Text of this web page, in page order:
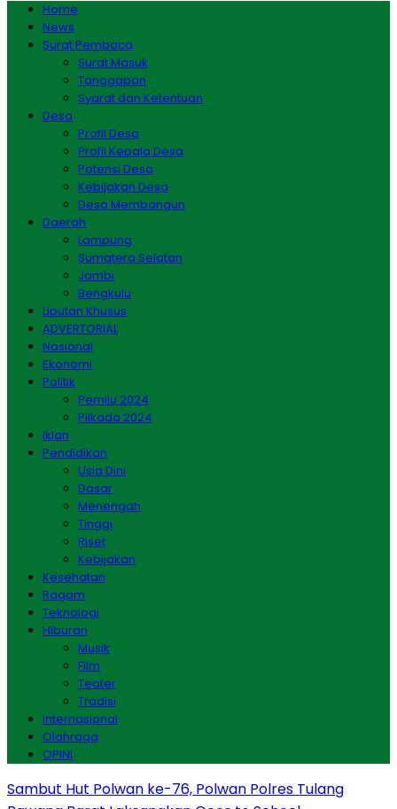
Home
News
Surat Pembaca
Surat Masuk
Tanggapan
Syarat dan Ketentuan
Desa
Profil Desa
Profil Kepala Desa
Potensi Desa
Kebijakan Desa
Desa Membangun
Daerah
Lampung
Sumatera Selatan
Jambi
Bengkulu
Liputan Khusus
ADVERTORIAL
Nasional
Ekonomi
Politik
Pemilu 2024
Pilkada 2024
Iklan
Pendidikan
Usia Dini
Dasar
Menengah
Tinggi
Riset
Kebijakan
Kesehatan
Ragam
Teknologi
Hiburan
Musik
Film
Teater
Tradisi
Internasional
Olahraga
OPINI
Sambut Hut Polwan ke-76, Polwan Polres Tulang